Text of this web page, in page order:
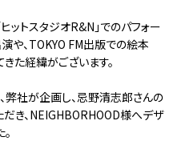
ットスタジオR&N」でのパフォー
や、TOKYO FM出版での絵本
た経緯がございます。
弊社が企画し、忌野清志郎さんの
き、NEIGHBORHOOD様へデザ